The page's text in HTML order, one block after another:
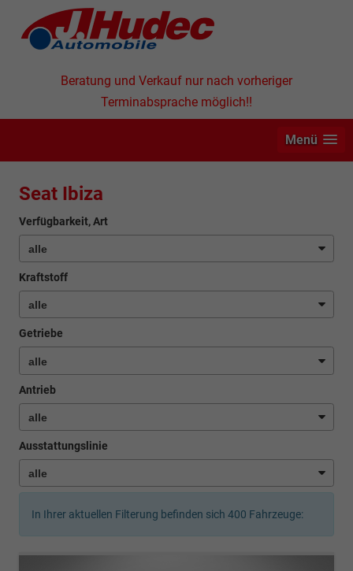
Beratung und Verkauf nur nach vorheriger
Terminabsprache möglich!!
Menü
Seat Ibiza
Verfügbarkeit, Art
Kraftstoff
Getriebe
Antrieb
Ausstattungslinie
In Ihrer aktuellen Filterung befinden sich 400 Fahrzeuge: